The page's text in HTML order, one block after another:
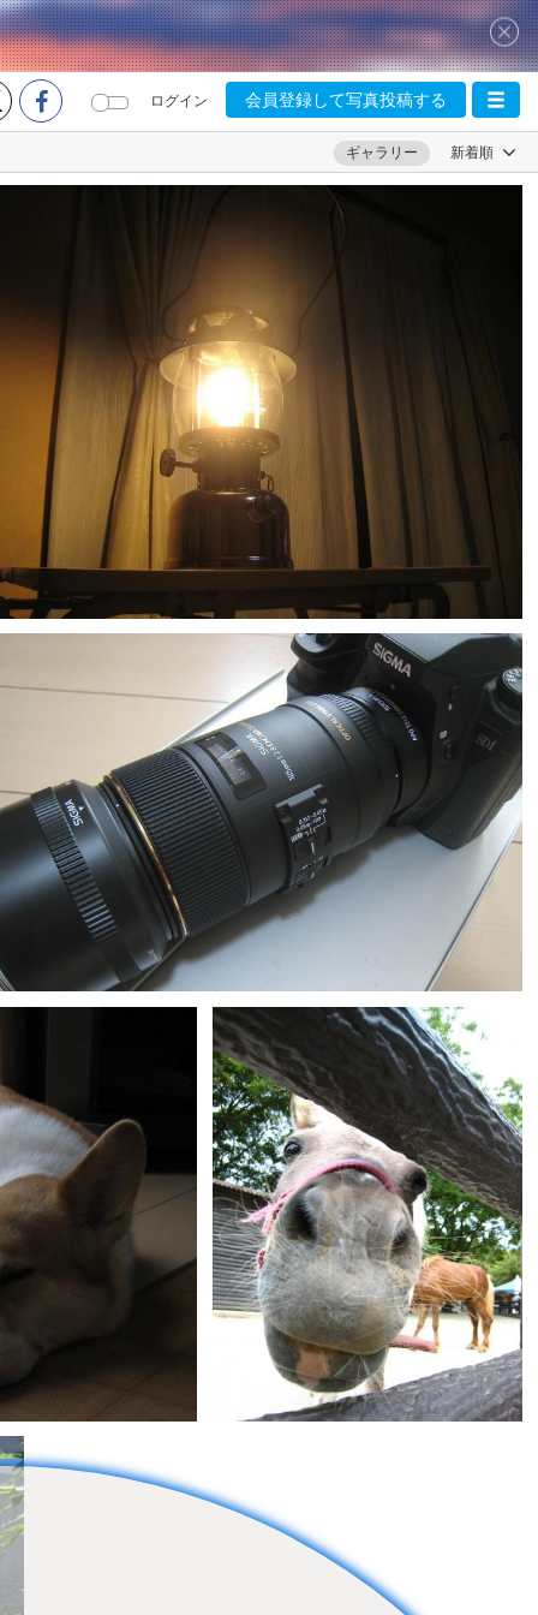
ログイン 会員登録して写真投稿する
ギャラリー 新着順
っぽくる
0 0
孤高のスナップシューター 0 0